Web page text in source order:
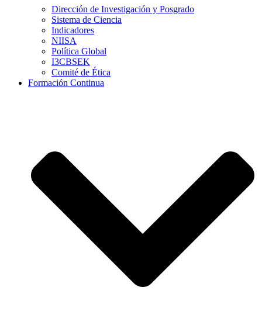
Dirección de Investigación y Posgrado
Sistema de Ciencia
Indicadores
NIISA
Política Global
I3CBSEK
Comité de Ética
Formación Continua